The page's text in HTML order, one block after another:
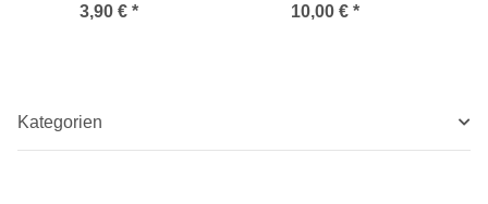
3,90 € * 10,00 € *
Kategorien